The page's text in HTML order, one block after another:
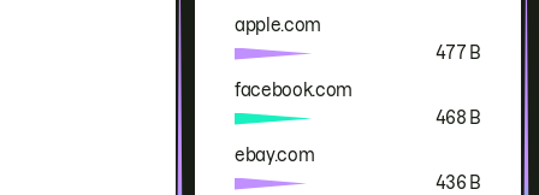
apple.com
477 B
facebook.com
468 B
ebay.com
436 B